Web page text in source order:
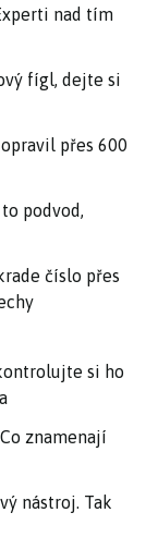
nad tím
fígl, dejte si
přes 600
podvod,
číslo přes
si ho
znamenají
nástroj. Tak